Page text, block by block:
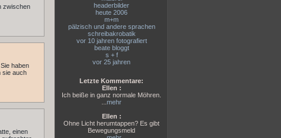
zwischen
haben
sie auch
einen
headerbilder
heute 2006
m+m
pälzisch und andere sprachen
schreibakrobatik
vor 10 jahren fotografiert
beate bloggt
s + f
vor 25 jahren
Letzte Kommentare:
Ellen :
Ich beiße in ganz normale Möhren.
mehr
Ellen :
Ohne Licht herumtappen? Es gibt
Bewegungsmeld